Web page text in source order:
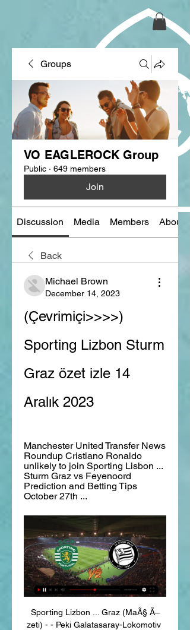
Groups
VO EAGLEROCK Group
Public · 649 members
Join
Discussion Media Members About
Back
Michael Brown
December 14, 2023
(Çevrimiçi>>>>)
Sporting Lizbon Sturm
Graz özet izle 14
Aralık 2023
Manchester United Transfer News
Roundup Cristiano Ronaldo
unlikely to join Sporting Lisbon ...
Sturm Graz vs Feyenoord
Prediction and Betting Tips
October 27th ...
Sporting Lizbon ... Graz (MaÃ§ Ã–
zeti) - - Peki Galatasaray-Lokomotiv